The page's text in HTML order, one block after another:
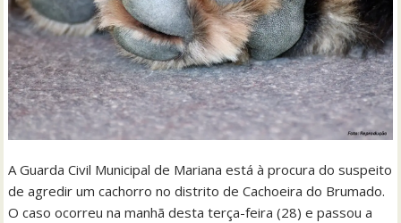
A Guarda Civil Municipal de Mariana está à procura do suspeito
de agredir um cachorro no distrito de Cachoeira do Brumado.
O caso ocorreu na manhã desta terça-feira (28) e passou a